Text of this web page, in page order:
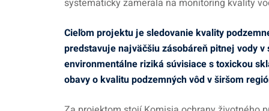
Cieľom projektu je sledovanie kvality
predstavuje najväčšiu zásobáreň pitnej vody
environmentálne riziká súvisiace s toxickou
obavy o kvalitu podzemných vôd v širšom